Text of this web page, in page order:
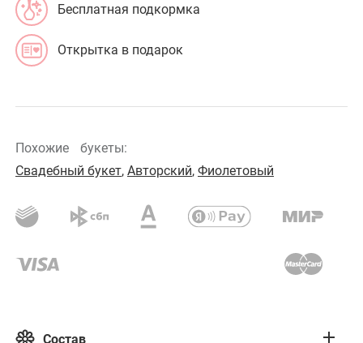
Бесплатная подкормка
Открытка в подарок
Похожие букеты:
Свадебный букет, Авторский, Фиолетовый
Состав